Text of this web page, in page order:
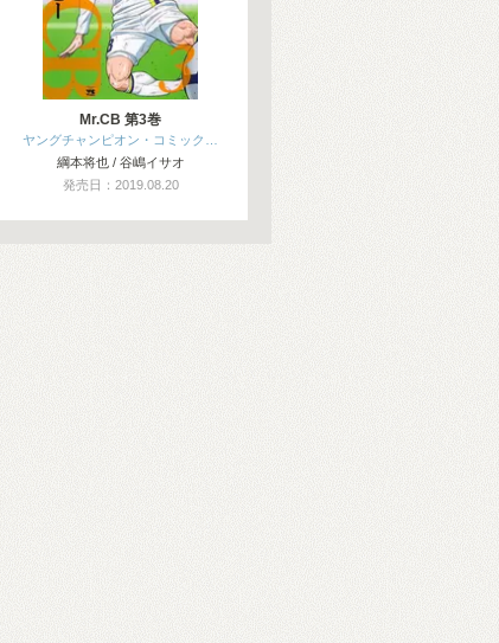
Mr.CB 第3巻
ヤングチャンピオン・コミック…
綱本将也 / 谷嶋イサオ
発売日：2019.08.20